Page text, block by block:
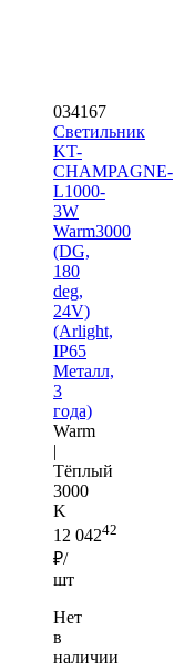
034167
Светильник
KT-
CHAMPAGNE-
L1000-
3W
Warm3000
(DG,
180
deg,
24V)
(Arlight,
IP65
Металл,
3
года)
Warm
|
Тёплый
3000
K
12 04242
₽/
шт
Нет
в
наличии